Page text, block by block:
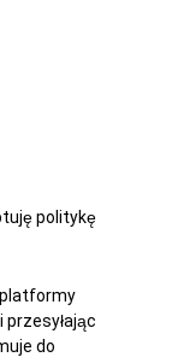
politykę
przesyłając
do